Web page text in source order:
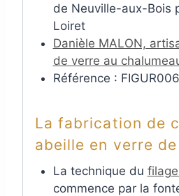
de Neuville-aux-Bois
Loiret
Danièle MALON,
de verre au
Référence : FIGUR006
La fabrication de
abeille en verre
La technique du
commence par la